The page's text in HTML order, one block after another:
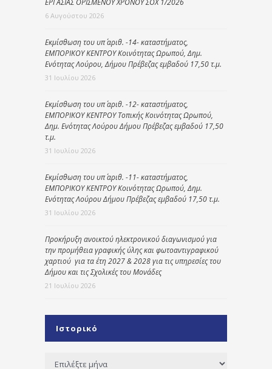
6 Αυγούστου 2026
Εκμίσθωση του υπ΄ αριθ. -14- καταστήματος,
ΕΜΠΟΡΙΚΟΥ ΚΕΝΤΡΟΥ Κοινότητας Ωρωπού, Δημ.
Ενότητας Λούρου, Δήμου Πρέβεζας εμβαδού 17,50 τ.μ.
31 Ιουλίου 2026
Εκμίσθωση του υπ΄ αριθ. -12- καταστήματος,
ΕΜΠΟΡΙΚΟΥ ΚΕΝΤΡΟΥ Τοπικής Κοινότητας Ωρωπού,
Δημ. Ενότητας Λούρου Δήμου Πρέβεζας εμβαδού 17,50
τ.μ.
31 Ιουλίου 2026
Εκμίσθωση του υπ΄ αριθ. -11- καταστήματος,
ΕΜΠΟΡΙΚΟΥ ΚΕΝΤΡΟΥ Κοινότητας Ωρωπού, Δημ.
Ενότητας Λούρου Δήμου Πρέβεζας εμβαδού 17,50 τ.μ.
31 Ιουλίου 2026
Προκήρυξη ανοικτού ηλεκτρονικού διαγωνισμού για
την προμήθεια γραφικής ύλης και φωτοαντιγραφικού
χαρτιού για τα έτη 2027 & 2028 για τις υπηρεσίες του
Δήμου και τις Σχολικές του Μονάδες
21 Ιουλίου 2026
Ιστορικό
Ιστορικό